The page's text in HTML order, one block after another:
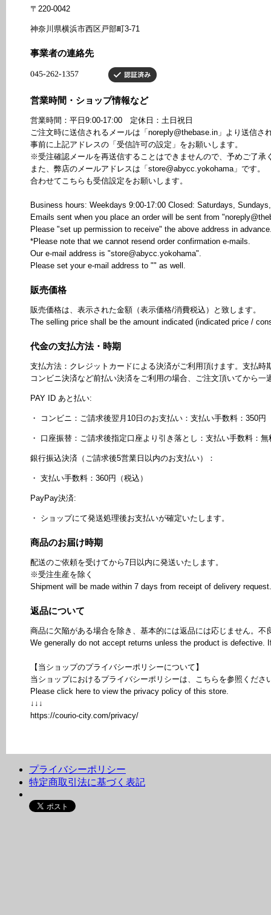
〒220-0042
神奈川県横浜市西区戸部町3-71
事業者の連絡先
営業時間・ショップ情報など
営業時間：平日9:00-17:00 定休日：土日祝日
ご注文時に送信されるメールは「 noreply@thebase.in 」より送信さ
事前に上記アドレスの「受信許可の設定」をお願いします。
※受注確認メールを再送信することはできませんので、予めご了承
また、弊店のメールアドレスは「 store@abycc.yokohama 」です。
合わせてこちらも受信設定をお願いします。
Business hours: Weekdays 9:00-17:00 Closed: Saturdays,
Emails sent when you place an order will be sent from "
Please "set up permission to receive" the above address in
*Please note that we cannot resend order confirmation e-mails.
Our e-mail address is "store@abycc.yokohama".
Please set your e-mail address to "" as well.
販売価格
販売価格は、表示された金額（表示価格/消費税込）と致します。
The selling price shall be the amount indicated (indicated price /
代金の支払方法・時期
支払方法：クレジットカードによる決済がご利用頂けます。支払
コンビニ決済など前払い決済をご利用の場合、ご注文頂いてから一
PAY ID あと払い:
・ コンビニ：ご請求後翌月10日のお支払い：支払い手数料：350円
・ 口座振替：ご請求後指定口座より引き落とし：支払い手数料：無
銀行振込決済（ご請求後5営業日以内のお支払い）：
・ 支払い手数料：360円（税込）
PayPay決済:
・ ショップにて発送処理後お支払いが確定いたします。
商品のお届け時期
配送のご依頼を受けてから7日以内に発送いたします。
※受注生産を除く
Shipment will be made within 7 days from receipt of delivery
返品について
商品に欠陥がある場合を除き、基本的には返品には応じません。
We generally do not accept returns unless the product is
【当ショップのプライバシーポリシーについて】
当ショップにおけるプライバシーポリシーは、こちらを参照くださ
Please click here to view the privacy policy of this store.
↓↓↓
https://courio-city.com/privacy/
プライバシーポリシー
特定商取引法に基づく表記